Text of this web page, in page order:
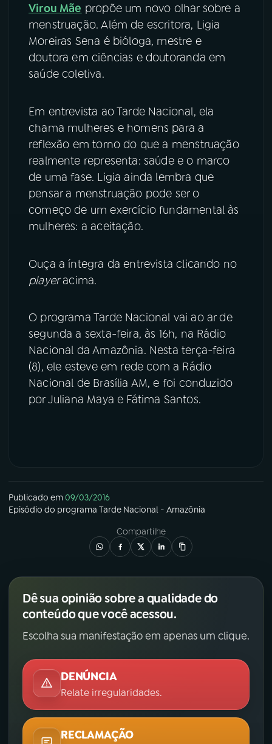
Instagram X
TikTok
Virou Mãe propõe um novo olhar sobre a
menstruação. Além de escritora, Ligia
Moreiras Sena é bióloga, mestre e
doutora em ciências e doutoranda em
saúde coletiva.
Em entrevista ao Tarde Nacional, ela
chama mulheres e homens para a
reflexão em torno do que a menstruação
realmente representa: saúde e o marco
de uma fase. Ligia ainda lembra que
pensar a menstruação pode ser o
começo de um exercício fundamental às
mulheres: a aceitação.
Ouça a íntegra da entrevista clicando no
playeracima.
O programa Tarde Nacional vai ao ar de
segunda a sexta-feira, às 16h, na Rádio
Nacional da Amazônia. Nesta terça-feira
(8), ele esteve em rede com a Rádio
Nacional de Brasília AM, e foi conduzido
por Juliana Maya e Fátima Santos.
Publicado em09/03/2016
Episódio do programa Tarde Nacional - Amazônia
Compartilhe
Dê sua opinião sobre a qualidade do
conteúdo que você acessou.
Escolha sua manifestação em apenas um clique.
DENÚNCIA
Relate irregularidades.
RECLAMAÇÃO